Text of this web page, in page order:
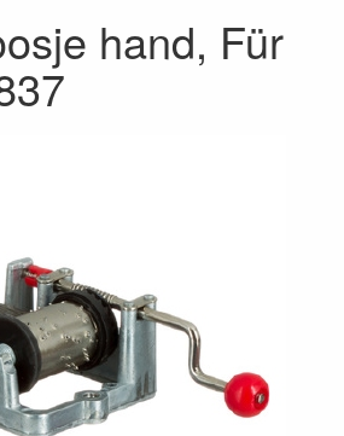
hand, Für